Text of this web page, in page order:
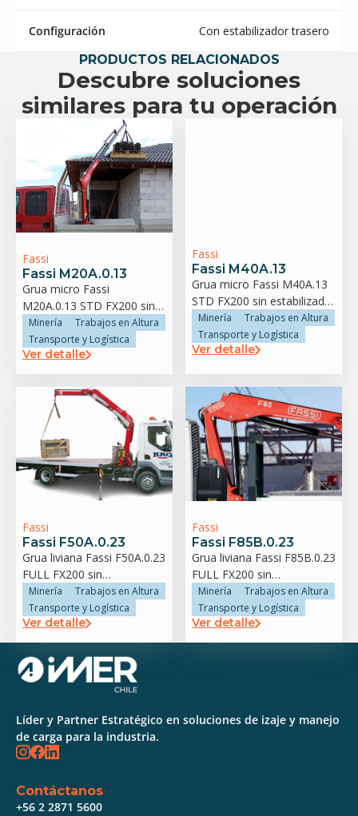
Configuración
Con estabilizador trasero
PRODUCTOS RELACIONADOS
Descubre soluciones
similares para tu operación
Fassi
Fassi M20A.0.13
Grua micro Fassi
M20A.0.13 STD FX200 sin
estabilizador trasero
Minería
Trabajos en Altura
Transporte y Logística
Ver detalle
Fassi
Fassi M40A.13
Grua micro Fassi M40A.13
STD FX200 sin estabilizador
trasero
Minería
Trabajos en Altura
Transporte y Logística
Ver detalle
Fassi
Fassi F50A.0.23
Grua liviana Fassi F50A.0.23
FULL FX200 sin
estabilizador trasero
Minería
Trabajos en Altura
Transporte y Logística
Ver detalle
Fassi
Fassi F85B.0.23
Grua liviana Fassi F85B.0.23
FULL FX200 sin
estabilizador trasero
Minería
Trabajos en Altura
Transporte y Logística
Ver detalle
Líder y Partner Estratégico en soluciones de izaje y manejo
de carga para la industria.
Contáctanos
+56 2 2871 5600